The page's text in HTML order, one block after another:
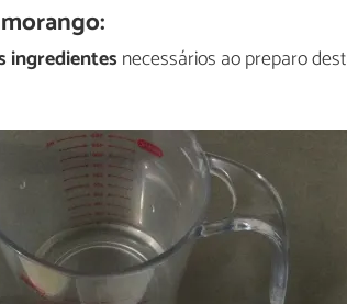
ingredientesnecessários ao preparo